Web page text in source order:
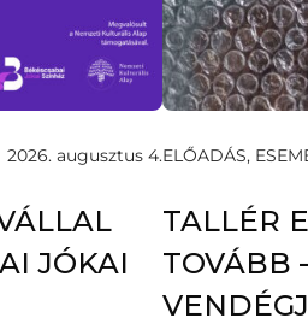
2026. augusztus 4.
JÓKAI
ELŐADÁS,
TALLÉR
TOVÁBB